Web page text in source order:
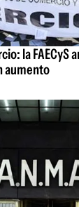
la FAECyS
aumento